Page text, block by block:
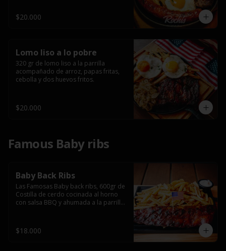
$20.000
Lomo liso a lo pobre
320 gr de lomo liso a la parrilla
acompañado de arroz, papas fritas,
cebolla y dos huevos fritos.
$20.000
Famous Baby ribs
Baby Back Ribs
Las Famosas Baby back ribs, 600gr de
Costilla de cerdo cocinada al horno
con salsa BBQ y ahumada a la parrilla
$18.000